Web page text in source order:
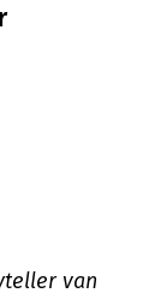
van